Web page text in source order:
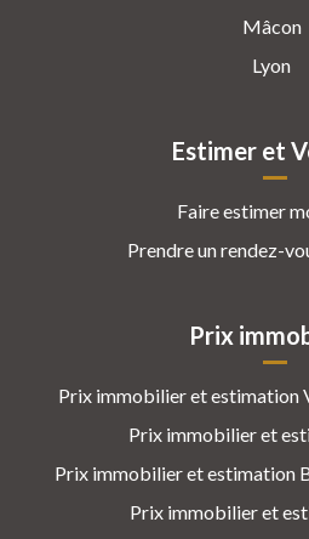
Mâcon
Lyon
Estimer et
Faire estimer
Prendre un rendez-
Prix
Prix immobilier et estimation
Prix immobilier et
Prix immobilier et estimation
Prix immobilier et